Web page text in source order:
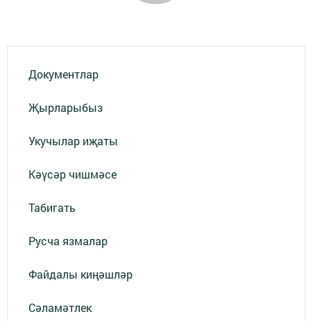
Документлар
Җырларыбыз
Укучылар иҗаты
Кәүсәр чишмәсе
Табигать
Русча язмалар
Файдалы киңәшләр
Сәламәтлек